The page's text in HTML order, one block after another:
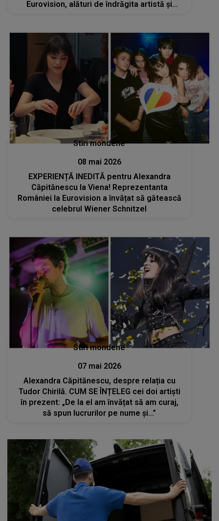
Eurovision, alături de îndrăgita artistă și
Stiri mondene
08 mai 2026
EXPERIENȚĂ INEDITĂ pentru Alexandra
Căpitănescu la Viena! Reprezentanta
României la Eurovision a învățat să gătească
celebrul Wiener Schnitzel
Stiri mondene
07 mai 2026
Alexandra Căpitănescu, despre relația cu
Tudor Chirilă. CUM SE ÎNȚELEG cei doi artiști
în prezent: „De la el am învățat să am curaj,
să spun lucrurilor pe nume și...”